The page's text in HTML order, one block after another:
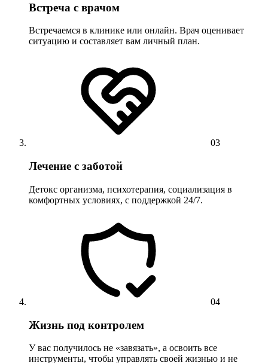
Встреча с врачом
Встречаемся в клинике или онлайн. Врач оценивает
ситуацию и составляет вам личный план.
03
Лечение с заботой
Детокс организма, психотерапия, социализация в
комфортных условиях, с поддержкой 24/7.
04
Жизнь под контролем
У вас получилось не «завязать», а освоить все
инструменты, чтобы управлять своей жизнью и не